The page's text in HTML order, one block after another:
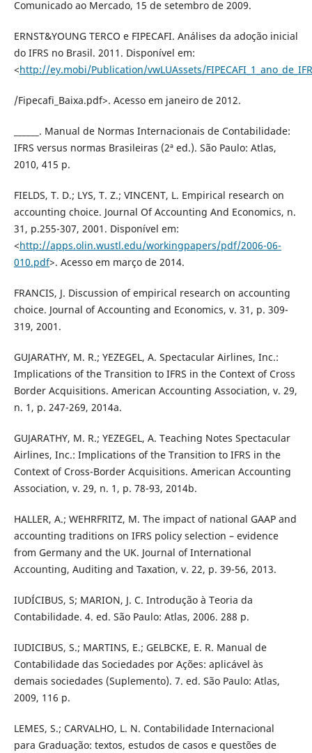
Comunicado ao Mercado, 15 de setembro de 2009.
ERNST&YOUNG TERCO e FIPECAFI. Análises da adoção inicial
do IFRS no Brasil. 2011. Disponível em:
<http://ey.mobi/Publication/vwLUAssets/
/Fipecafi_Baixa.pdf>. Acesso em janeiro de 2012.
______. Manual de Normas Internacionais de Contabilidade:
IFRS versus normas Brasileiras (2ª ed.). São Paulo: Atlas,
2010, 415 p.
FIELDS, T. D.; LYS, T. Z.; VINCENT, L. Empirical research on
accounting choice. Journal Of Accounting And Economics, n.
31, p.255-307, 2001. Disponível em:
<http://apps.olin.wustl.edu/workingpapers/pdf/2006-06-
010.pdf>. Acesso em março de 2014.
FRANCIS, J. Discussion of empirical research on accounting
choice. Journal of Accounting and Economics, v. 31, p. 309-
319, 2001.
GUJARATHY, M. R.; YEZEGEL, A. Spectacular Airlines, Inc.:
Implications of the Transition to IFRS in the Context of Cross
Border Acquisitions. American Accounting Association, v. 29,
n. 1, p. 247-269, 2014a.
GUJARATHY, M. R.; YEZEGEL, A. Teaching Notes Spectacular
Airlines, Inc.: Implications of the Transition to IFRS in the
Context of Cross-Border Acquisitions. American Accounting
Association, v. 29, n. 1, p. 78-93, 2014b.
HALLER, A.; WEHRFRITZ, M. The impact of national GAAP and
accounting traditions on IFRS policy selection – evidence
from Germany and the UK. Journal of International
Accounting, Auditing and Taxation, v. 22, p. 39-56, 2013.
IUDÍCIBUS, S; MARION, J. C. Introdução à Teoria da
Contabilidade. 4. ed. São Paulo: Atlas, 2006. 288 p.
IUDICIBUS, S.; MARTINS, E.; GELBCKE, E. R. Manual de
Contabilidade das Sociedades por Ações: aplicável às
demais sociedades (Suplemento). 7. ed. São Paulo: Atlas,
2009, 116 p.
LEMES, S.; CARVALHO, L. N. Contabilidade Internacional
para Graduação: textos, estudos de casos e questões de